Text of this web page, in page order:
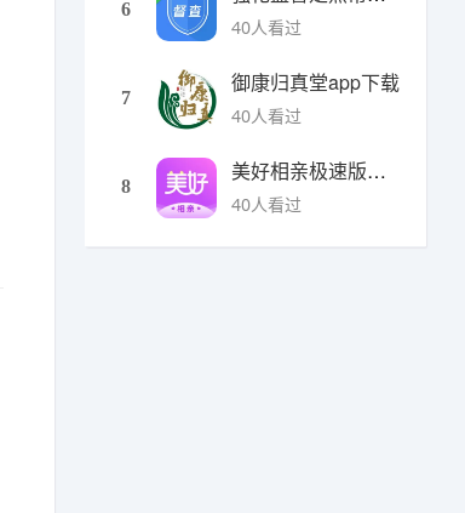
6
40人看过
7
御康归真堂app下载
40人看过
8
美好相亲极速版下载
40人看过